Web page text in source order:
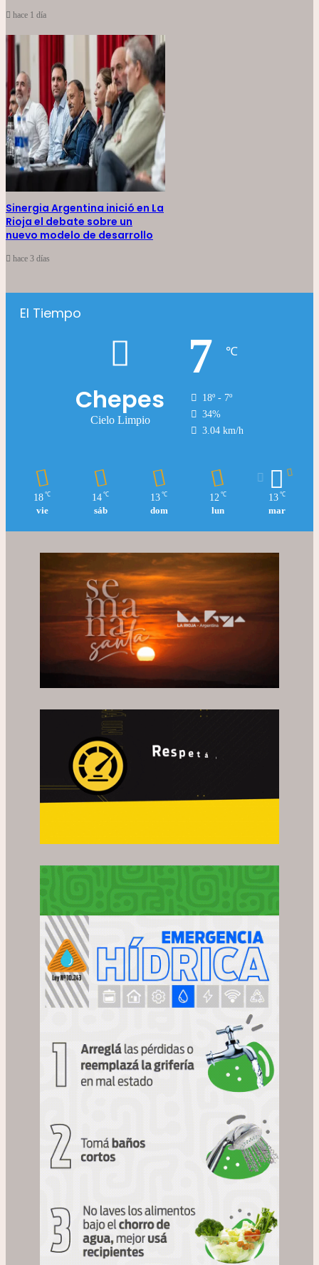
hace 1 día
Sinergia Argentina inició en La
Rioja el debate sobre un
nuevo modelo de desarrollo
hace 3 días
El Tiempo
Chepes
Cielo Limpio
7 ℃
18º - 7º
34%
3.04 km/h
18 ℃
vie
14 ℃
sáb
13 ℃
dom
12 ℃
lun
13 ℃
mar